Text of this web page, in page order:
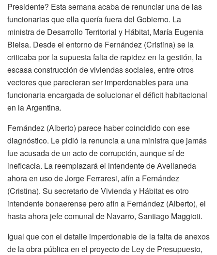
Presidente? Esta semana acaba de renunciar una de las
funcionarias que ella quería fuera del Gobierno. La
ministra de Desarrollo Territorial y Hábitat, María Eugenia
Bielsa. Desde el entorno de Fernández (Cristina) se la
criticaba por la supuesta falta de rapidez en la gestión, la
escasa construcción de viviendas sociales, entre otros
vectores que parecieran ser imperdonables para una
funcionaria encargada de solucionar el déficit habitacional
en la Argentina.
Fernández (Alberto) parece haber coincidido con ese
diagnóstico. Le pidió la renuncia a una ministra que jamás
fue acusada de un acto de corrupción, aunque sí de
ineficacia. La reemplazará el intendente de Avellaneda
ahora en uso de Jorge Ferraresi, afín a Fernández
(Cristina). Su secretario de Vivienda y Hábitat es otro
intendente bonaerense pero afín a Fernández (Alberto), el
hasta ahora jefe comunal de Navarro, Santiago Maggioti.
Igual que con el detalle imperdonable de la falta de anexos
de la obra pública en el proyecto de Ley de Presupuesto,